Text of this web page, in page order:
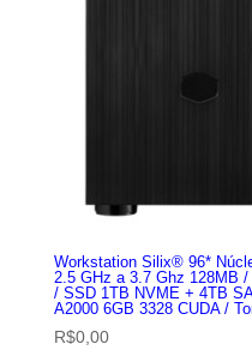
Workstation Silix® 96*
2.5 GHz a 3.7 Ghz 128MB
/ SSD 1TB NVME + 4TB
A2000 6GB 3328 CUDA /
R$0,00